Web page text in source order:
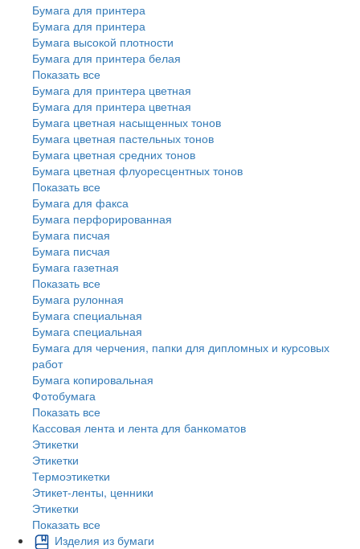
Бумага для принтера
Бумага для принтера
Бумага высокой плотности
Бумага для принтера белая
Показать все
Бумага для принтера цветная
Бумага для принтера цветная
Бумага цветная насыщенных тонов
Бумага цветная пастельных тонов
Бумага цветная средних тонов
Бумага цветная флуоресцентных тонов
Показать все
Бумага для факса
Бумага перфорированная
Бумага писчая
Бумага писчая
Бумага газетная
Показать все
Бумага рулонная
Бумага специальная
Бумага специальная
Бумага для черчения, папки для дипломных и курсовых
работ
Бумага копировальная
Фотобумага
Показать все
Кассовая лента и лента для банкоматов
Этикетки
Этикетки
Термоэтикетки
Этикет-ленты, ценники
Этикетки
Показать все
Изделия из бумаги